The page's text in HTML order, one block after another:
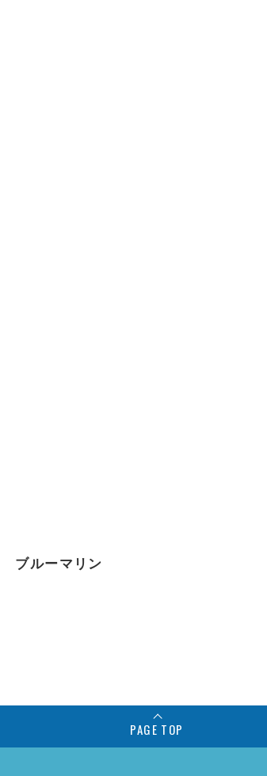
ブルーマリン
PAGE TOP